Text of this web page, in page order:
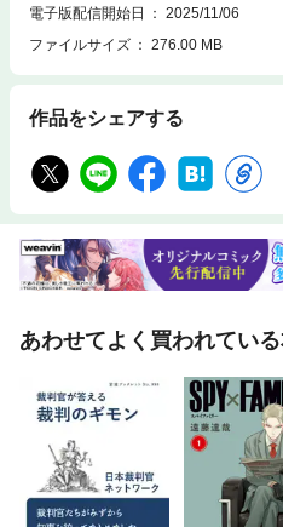
夫しています。さらに、最新の百選掲
も掲載しています。 ★司法試験短答式
マーク、司法試験単独で問われた知識
インターネットフォロー 短答式試験
しておくことが必要です。そこでLEC
り、タブレットなど大きいディスプ
います。 また、文字列のハイライト
が使用できません。 ※この書籍はファ
は表示状態・画像解像度・機能等につ
電子版配信開始日
2025/11/06
ファイルサイズ
276.00 MB
作品をシェアする
あわせてよく買われてい